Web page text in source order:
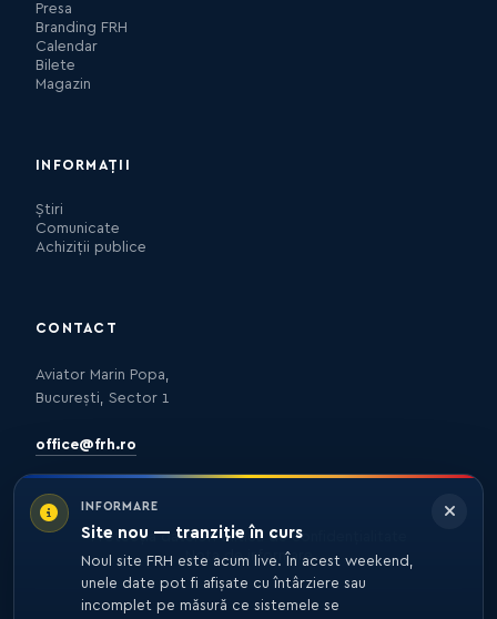
INFORMARE
Site nou — tranziție în curs
Noul site FRH este acum live. În acest weekend,
unele date pot fi afișate cu întârziere sau
incomplet pe măsură ce sistemele se
Presa
Branding FRH
Calendar
Bilete
Magazin
INFORMAȚII
Știri
Comunicate
Achiziții publice
CONTACT
Aviator Marin Popa,
București, Sector 1
office@frh.ro
Protecția datelorPolitica de confidențialitate
Nota de informare